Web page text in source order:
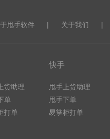
甩手软件 | 关于我们 |
货助理
单
打单
快手
甩手上货助理
甩手下单
易掌柜打单